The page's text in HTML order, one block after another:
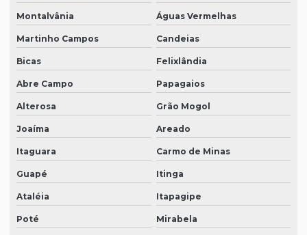
Montalvânia Águas Vermelhas
Martinho Campos Candeias
Bicas Felixlândia
Abre Campo Papagaios
Alterosa Grão Mogol
Joaíma Areado
Itaguara Carmo de Minas
Guapé Itinga
Ataléia Itapagipe
Poté Mirabela